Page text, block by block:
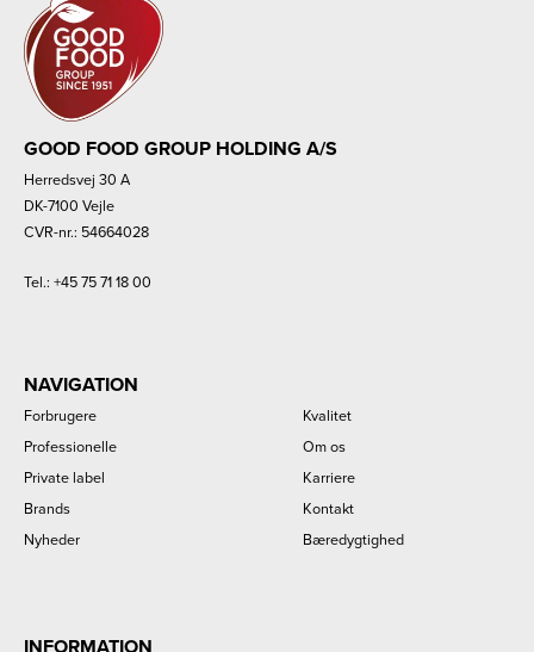
GOOD FOOD GROUP HOLDING A/S
Herredsvej 30 A
DK-7100 Vejle
CVR-nr.: 54664028
Tel.: +45 75 71 18 00
NAVIGATION
Forbrugere
Professionelle
Private label
Brands
Nyheder
Kvalitet
Om os
Karriere
Kontakt
Bæredygtighed
INFORMATION